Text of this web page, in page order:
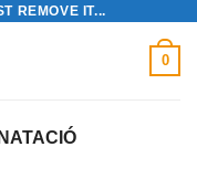
REMOVE IT...
0
NATACIÓ